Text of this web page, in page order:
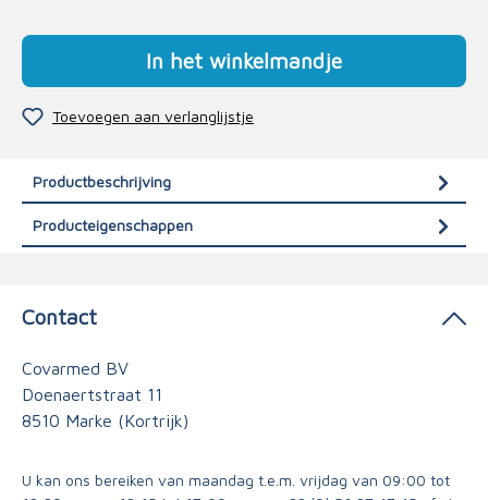
In het winkelmandje
Toevoegen aan verlanglijstje
Productbeschrijving
Producteigenschappen
Contact
Covarmed BV
Doenaertstraat 11
8510 Marke (Kortrijk)
U kan ons bereiken van maandag t.e.m. vrijdag van 09:00 tot